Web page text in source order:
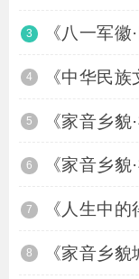
3 《八一军
4
5 《家音乡
6
7
8